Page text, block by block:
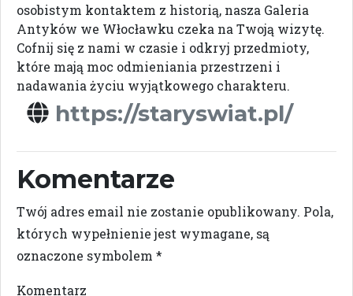
osobistym kontaktem z historią, nasza Galeria
Antyków we Włocławku czeka na Twoją wizytę.
Cofnij się z nami w czasie i odkryj przedmioty,
które mają moc odmieniania przestrzeni i
nadawania życiu wyjątkowego charakteru.
https://staryswiat.pl/
Komentarze
Twój adres email nie zostanie opublikowany. Pola,
których wypełnienie jest wymagane, są
oznaczone symbolem *
Komentarz